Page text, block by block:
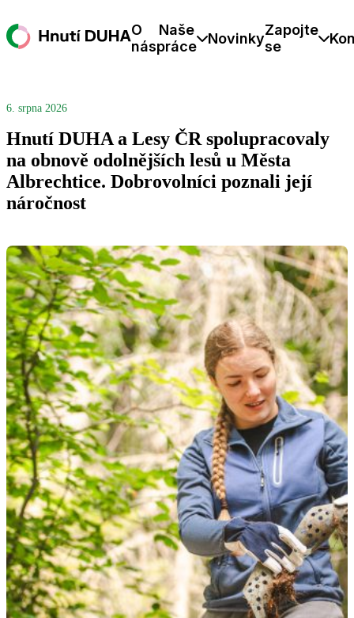
O
nás
Naše
práce
NovinkyZapojte
se
6. srpna 2026
Hnutí DUHA a Lesy ČR spolupracovaly
na obnově odolnějších lesů u Města
Albrechtice. Dobrovolníci poznali její
náročnost